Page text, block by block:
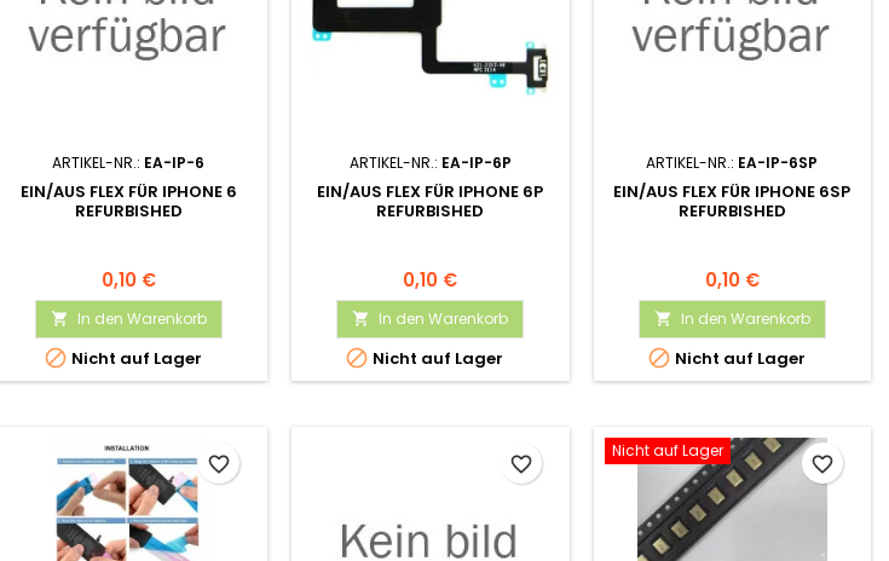
ARTIKEL-NR.: EA-IP-6
EIN/AUS FLEX FÜR IPHONE 6
REFURBISHED
0,10 €
 In den Warenkorb
 Nicht auf Lager
ARTIKEL-NR.: EA-IP-6P
EIN/AUS FLEX FÜR IPHONE 6P
REFURBISHED
0,10 €
 In den Warenkorb
 Nicht auf Lager
ARTIKEL-NR.: EA-IP-6SP
EIN/AUS FLEX FÜR IPHONE 6SP
REFURBISHED
0,10 €
 In den Warenkorb
 Nicht auf Lager
favorite_border favorite_border
Nicht auf Lager
favorite_border